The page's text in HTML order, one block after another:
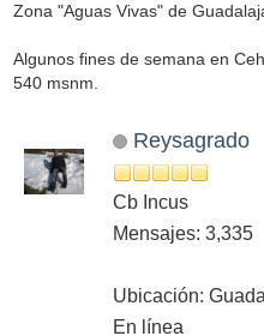
Zona "Aguas Vivas" de
Algunos fines de semana en
540 msnm.
Reysagrado
Cb Incus
Mensajes: 3,335
Ubicación:
En línea